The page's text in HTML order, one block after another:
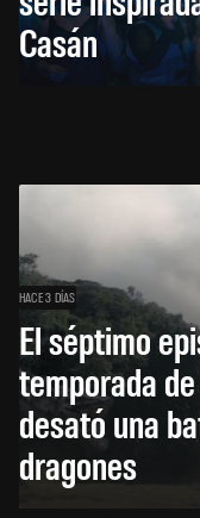
Casán
HACE 3 DÍAS
El séptimo
temporada
desató una
dragones